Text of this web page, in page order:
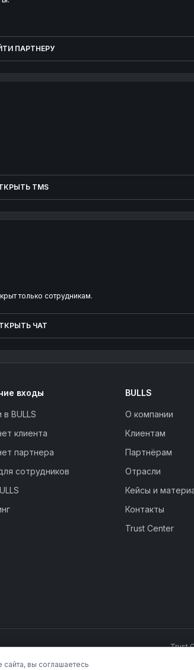
ПАРТНЕРУ
TMS
только сотрудникам.
ЧАТ
входы
в BULLS
клиента
партнера
сотрудников
BULLS
О компании
Клиентам
Партнёрам
Отрасли
Кейсы и
Контакты
Trust Center
Trust
вы соглашаетесь